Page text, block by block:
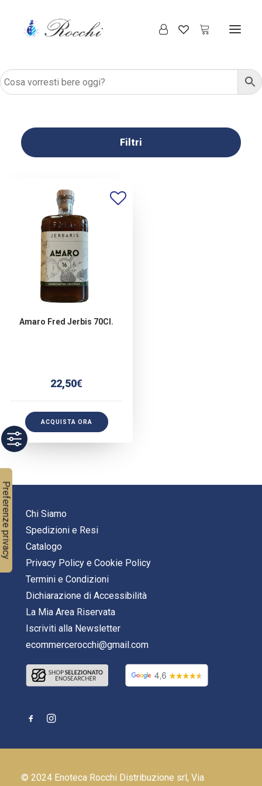
Filtri
Amaro Fred Jerbis 70Cl.
22,50€
ACQUISTA ORA
Chi Siamo
Spedizioni e Resi
Catalogo
Privacy Policy e Cookie Policy
Termini e Condizioni
Dichiarazione di Accessibilità
La Mia Area Riservata
Iscriviti alla Newsletter
ecommercerocchi@gmail.com
© 2024 Enoteca Rocchi Distribuzione srl, Via